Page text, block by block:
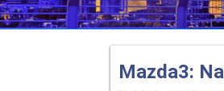
Mazda3: